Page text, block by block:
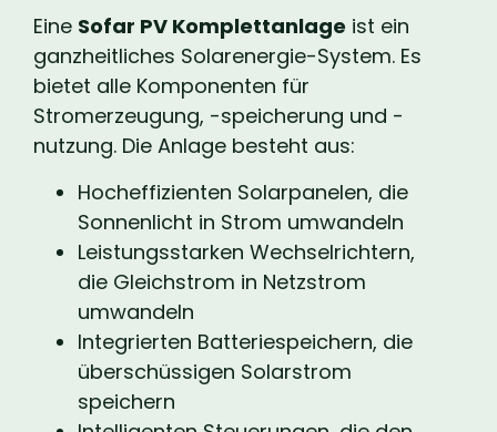
Eine Sofar PV Komplettanlage ist ein
ganzheitliches Solarenergie-System. Es
bietet alle Komponenten für
Stromerzeugung, -speicherung und -
nutzung. Die Anlage besteht aus:
Hocheffizienten Solarpanelen, die
Sonnenlicht in Strom umwandeln
Leistungsstarken Wechselrichtern,
die Gleichstrom in Netzstrom
umwandeln
Integrierten Batteriespeichern, die
überschüssigen Solarstrom
speichern